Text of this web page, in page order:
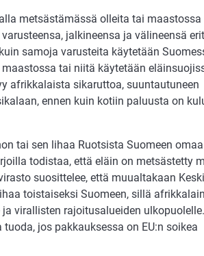
metsästämässä olleita tai maastossa
jalkineensa ja välineensä
samoja varusteita käytetään
tai niitä käytetään
afrikkalaista sikaruttoa, suuntautuneen
ennen kuin kotiin paluusta on
tai sen lihaa Ruotsista Suomeen omaa
todistaa, että eläin on metsästetty
suosittelee, että muualtakaan
toistaiseksi Suomeen, sillä
virallisten rajoitusalueiden ulkopuolelle.
jos pakkauksessa on EU:n soikea